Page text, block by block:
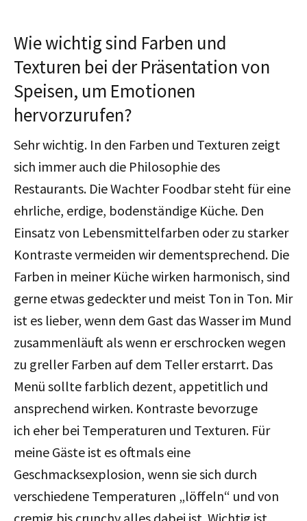
Wie wichtig sind Farben und
Texturen bei der Präsentation von
Speisen, um Emotionen
hervorzurufen?
Sehr wichtig. In den Farben und Texturen zeigt
sich immer auch die Philosophie des
Restaurants. Die Wachter Foodbar steht für eine
ehrliche, erdige, bodenständige Küche. Den
Einsatz von Lebensmittelfarben oder zu starker
Kontraste vermeiden wir dementsprechend. Die
Farben in meiner Küche wirken harmonisch, sind
gerne etwas gedeckter und meist Ton in Ton. Mir
ist es lieber, wenn dem Gast das Wasser im Mund
zusammenläuft als wenn er erschrocken wegen
zu greller Farben auf dem Teller erstarrt. Das
Menü sollte farblich dezent, appetitlich und
ansprechend wirken. Kontraste bevorzuge
ich eher bei Temperaturen und Texturen. Für
meine Gäste ist es oftmals eine
Geschmacksexplosion, wenn sie sich durch
verschiedene Temperaturen „löffeln“ und von